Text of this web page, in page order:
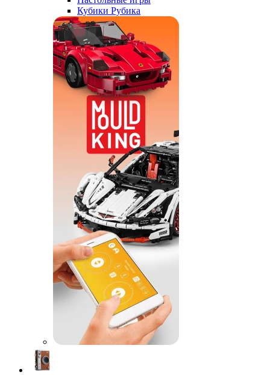
Кубики Рубика